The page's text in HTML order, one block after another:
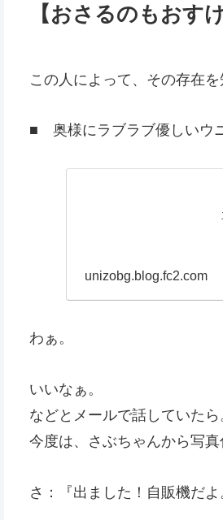
【おさるのもおす
この人によって、その存在を
■ 奥様にラブラブ優しいウ
unizobg.blog.fc2.com
わぁ。
いいなぁ。
などとメールで話していたら
今度は、さぶちゃんから写真
さ：『出ました！自販機だよ